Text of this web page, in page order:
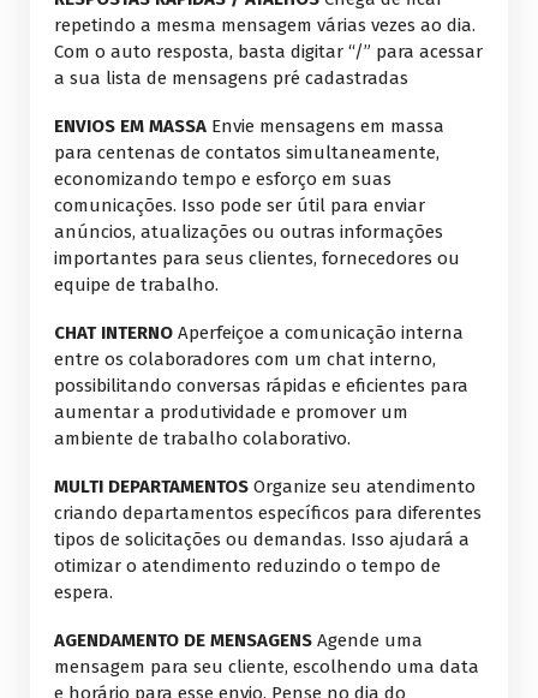
repetindo a mesma mensagem várias vezes ao dia.
Com o auto resposta, basta digitar “/” para acessar
a sua lista de mensagens pré cadastradas
ENVIOS EM MASSA Envie mensagens em massa
para centenas de contatos simultaneamente,
economizando tempo e esforço em suas
comunicações. Isso pode ser útil para enviar
anúncios, atualizações ou outras informações
importantes para seus clientes, fornecedores ou
equipe de trabalho.
CHAT INTERNO Aperfeiçoe a comunicação interna
entre os colaboradores com um chat interno,
possibilitando conversas rápidas e eficientes para
aumentar a produtividade e promover um
ambiente de trabalho colaborativo.
MULTI DEPARTAMENTOS Organize seu atendimento
criando departamentos específicos para diferentes
tipos de solicitações ou demandas. Isso ajudará a
otimizar o atendimento reduzindo o tempo de
espera.
AGENDAMENTO DE MENSAGENS Agende uma
mensagem para seu cliente, escolhendo uma data
e horário para esse envio. Pense no dia do